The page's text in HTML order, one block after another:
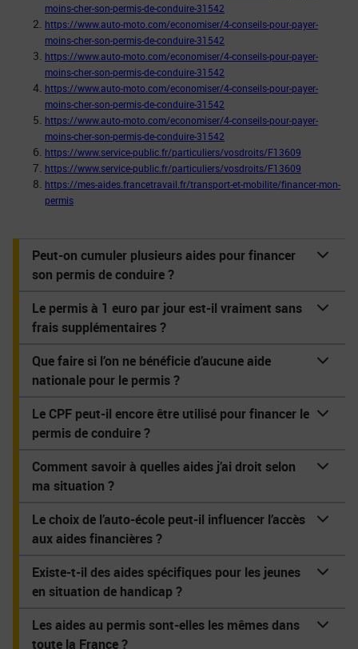
moins-cher-son-permis-de-conduire-31542
https://www.auto-moto.com/economiser/4-conseils-pour-payer-
moins-cher-son-permis-de-conduire-31542
https://www.auto-moto.com/economiser/4-conseils-pour-payer-
moins-cher-son-permis-de-conduire-31542
https://www.auto-moto.com/economiser/4-conseils-pour-payer-
moins-cher-son-permis-de-conduire-31542
https://www.auto-moto.com/economiser/4-conseils-pour-payer-
moins-cher-son-permis-de-conduire-31542
https://www.service-public.fr/particuliers/vosdroits/F13609
https://www.service-public.fr/particuliers/vosdroits/F13609
https://mes-aides.francetravail.fr/transport-et-mobilite/financer-mon-
permis
Peut-on cumuler plusieurs aides pour financer
son permis de conduire ?
Le permis à 1 euro par jour est-il vraiment sans
frais supplémentaires ?
Que faire si l’on ne bénéficie d’aucune aide
nationale pour le permis ?
Le CPF peut-il encore être utilisé pour financer le
permis de conduire ?
Comment savoir à quelles aides j’ai droit selon
ma situation ?
Le choix de l’auto-école peut-il influencer l’accès
aux aides financières ?
Existe-t-il des aides spécifiques pour les jeunes
en situation de handicap ?
Les aides au permis sont-elles les mêmes dans
toute la France ?